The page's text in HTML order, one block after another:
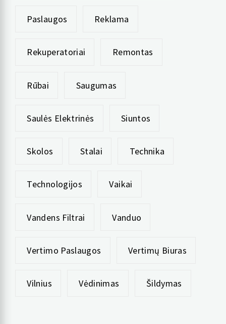
Paslaugos Reklama
Rekuperatoriai Remontas
Rūbai Saugumas
Saulės Elektrinės Siuntos
Skolos Stalai Technika
Technologijos Vaikai
Vandens Filtrai Vanduo
Vertimo Paslaugos Vertimų Biuras
Vilnius Vėdinimas Šildymas